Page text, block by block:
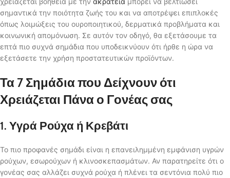
σημαντικά την ποιότητα ζωής του και να αποτρέψει επιπλοκές
όπως λοιμώξεις του ουροποιητικού, δερματικά προβλήματα και
κοινωνική απομόνωση. Σε αυτόν τον οδηγό, θα εξετάσουμε τα
επτά πιο συχνά σημάδια που υποδεικνύουν ότι ήρθε η ώρα να
εξετάσετε την χρήση προστατευτικών προϊόντων.
Τα 7 Σημάδια που Δείχνουν ότι
Χρειάζεται Πάνα ο Γονέας σας
1. Υγρά Ρούχα ή Κρεβάτι
Το πιο προφανές σημάδι είναι η επανειλημμένη εμφάνιση υγρών
ρούχων, εσωρούχων ή κλινοσκεπασμάτων. Αν παρατηρείτε ότι ο
γονέας σας αλλάζει συχνά ρούχα ή πλένει τα σεντόνια πολύ πιο